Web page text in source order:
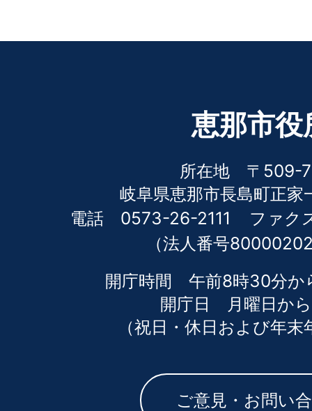
恵那市役
所在地 〒509-
岐阜県恵那市長島町正家
電話 0573-26-2111
ファ
（法人番号
開庁時間 午前8時30分か
開庁日 月曜日か
（祝日・休日および年
ご意見・お問い